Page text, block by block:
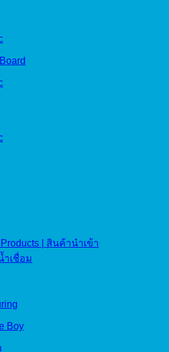
| สินค้านำเข้า
ำเชื่อม
Boy